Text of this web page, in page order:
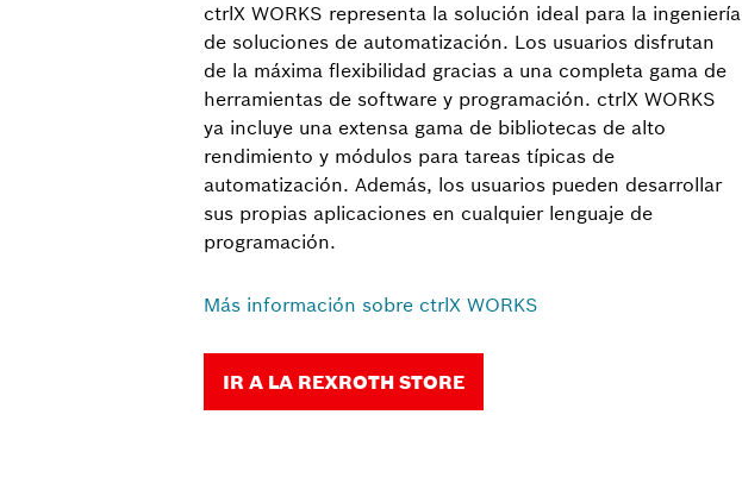
ctrlX WORKS representa la solución ideal para la ingeniería
de soluciones de automatización. Los usuarios disfrutan
de la máxima flexibilidad gracias a una completa gama de
herramientas de software y programación. ctrlX WORKS
ya incluye una extensa gama de bibliotecas de alto
rendimiento y módulos para tareas típicas de
automatización. Además, los usuarios pueden desarrollar
sus propias aplicaciones en cualquier lenguaje de
programación.
Más información sobre ctrlX WORKS
IR A LA REXROTH STORE